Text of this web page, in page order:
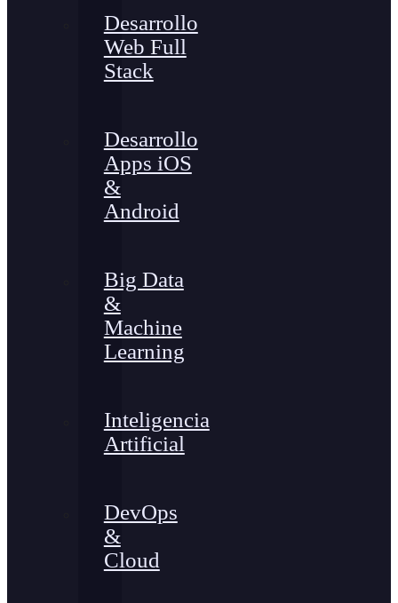
Desarrollo
Web Full
Stack
Desarrollo
Apps iOS
&
Android
Big Data
&
Machine
Learning
Inteligencia
Artificial
DevOps
&
Cloud